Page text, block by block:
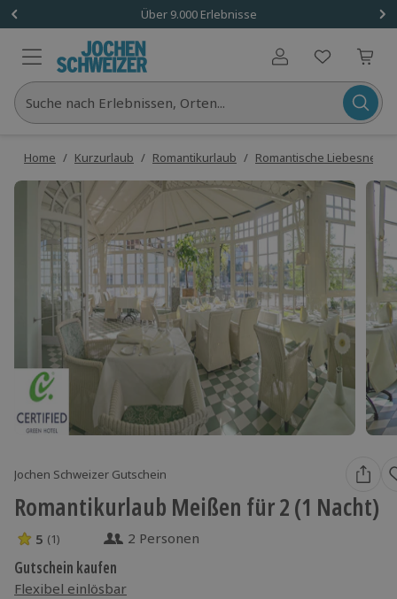
Über 9.000 Erlebnisse
Benutzerkonto
Suche nach Erlebnissen, Orten...
Home / Kurzurlaub / Romantikurlaub / Romantische Liebesnester
Jochen Schweizer Gutschein
Romantikurlaub Meißen für 2 (1 Nacht)
5 Sterne von 5 aus 1 Bewertungen
5 (1) 2 Personen
Gutschein kaufen
Flexibel einlösbar